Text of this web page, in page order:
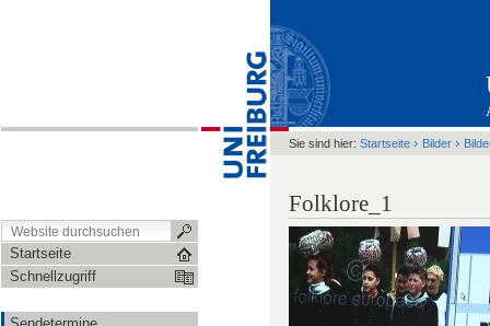
Startseite
Schnellzugriff
Sie sind hier: Startseite › Bilder ›
Folklore_1